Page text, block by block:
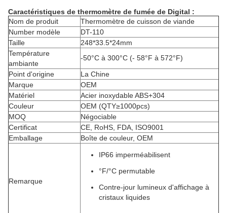
Caractéristiques de thermomètre de fumée de Digital :
Nom de produit
Thermomètre de cuisson de viande
Number modèle
DT-110
Taille
248*33.5*24mm
Température
ambiante
-50°C à 300°C (- 58°F à 572°F)
Point d'origine
La Chine
Marque
OEM
Matériel
Acier inoxydable ABS+304
Couleur
OEM (QTY≥1000pcs)
MOQ
Négociable
Certificat
CE, RoHS, FDA, ISO9001
Emballage
Boîte de couleur, OEM
Remarque
IP66 imperméabilisent
°F/°C permutable
Contre-jour lumineux d'affichage à
cristaux liquides